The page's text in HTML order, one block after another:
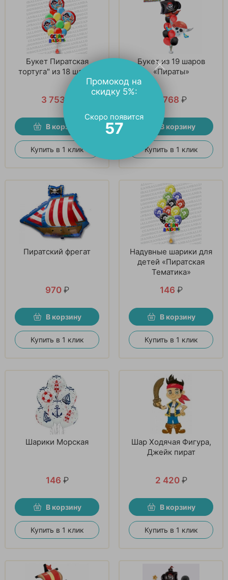
Букет Пиратская
тортуга" из 18 шаров
3 753
В корзину
Купить в 1 клик
Букет из 19 шаров
«Пираты»
4 768 ₽
В корзину
Купить в 1 клик
Пиратский фрегат
970 ₽
В корзину
Купить в 1 клик
Надувные шарики для
детей «Пиратская
Тематика»
146 ₽
В корзину
Купить в 1 клик
Шарики Морская
146 ₽
В корзину
Купить в 1 клик
Шар Ходячая Фигура,
Джейк пират
2 420 ₽
В корзину
Купить в 1 клик
Промокод на
скидку 5%:
Скоро появится
56